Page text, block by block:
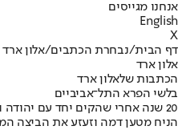
אנחנו מגייסים
English
X
דף הבית/נבחרת הכתבים/אלון ארד
אלון ארד
הכתבות שלאלון ארד
בלשי הפרא התל־אביביים
20 שנה אחרי שהקים יחד עם
הניח מטען דמה וזעזע את הביצה